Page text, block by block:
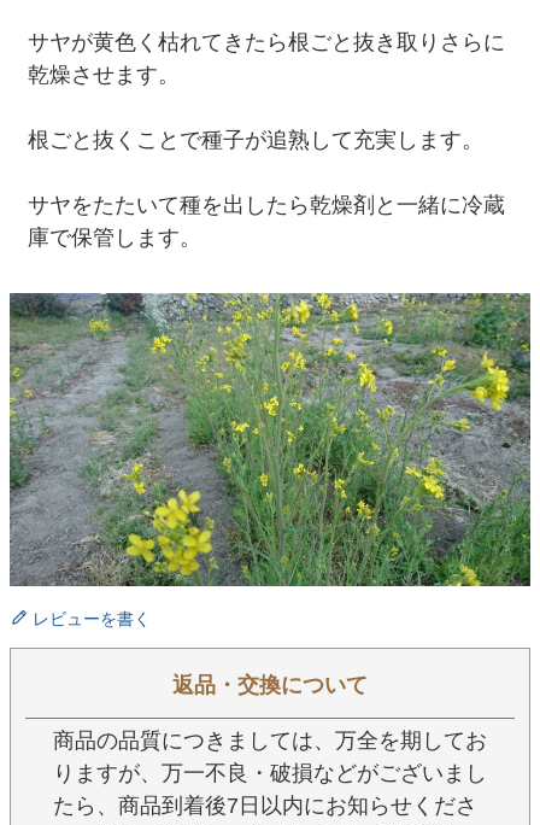
サヤが黄色く枯れてきたら根ごと抜き取りさらに
乾燥させます。
根ごと抜くことで種子が追熟して充実します。
サヤをたたいて種を出したら乾燥剤と一緒に冷蔵
庫で保管します。
レビューを書く
返品・交換について
商品の品質につきましては、万全を期してお
りますが、万一不良・破損などがございまし
たら、商品到着後7日以内にお知らせくださ